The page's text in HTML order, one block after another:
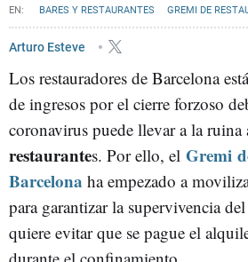
BARES Y RESTAURANTES GREMI DE
Arturo Esteve
Los restauradores de Barcelona
de ingresos por el cierre forzoso
coronavirus puede llevar a la ruina
restaurantes. Por ello, el Gremi
Barcelona ha empezado a
para garantizar la supervivencia
quiere evitar que se pague el